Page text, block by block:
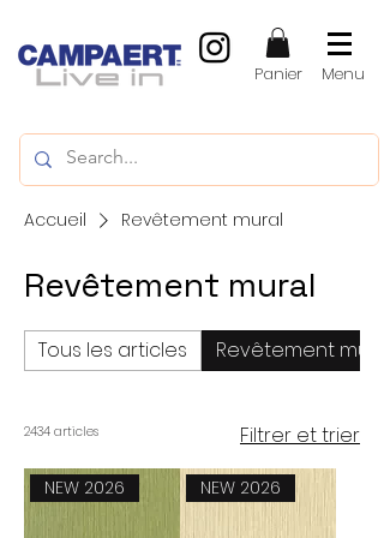
Panier Menu
Accueil Revêtement mural
Revêtement mural
Tous les articles Revêtement mural
2434 articles Filtrer et trier
NEW 2026 NEW 2026